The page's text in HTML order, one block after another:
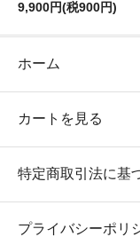
9,900円(税900円)
ホーム
カートを見る
特定商取引法に基
プライバシーポリ